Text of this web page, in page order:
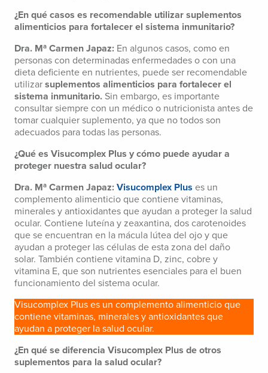
¿En qué casos es recomendable utilizar suplementos
alimenticios para fortalecer el sistema inmunitario?
Dra. Mª Carmen Japaz: En algunos casos, como en
personas con determinadas enfermedades o con una
dieta deficiente en nutrientes, puede ser recomendable
utilizar suplementos alimenticios para fortalecer el
sistema inmunitario. Sin embargo, es importante
consultar siempre con un médico o nutricionista antes de
tomar cualquier suplemento, ya que no todos son
adecuados para todas las personas.
¿Qué es Visucomplex Plus y cómo puede ayudar a
proteger nuestra salud ocular?
Dra. Mª Carmen Japaz: Visucomplex Plus es un
complemento alimenticio que contiene vitaminas,
minerales y antioxidantes que ayudan a proteger la salud
ocular. Contiene luteína y zeaxantina, dos carotenoides
que se encuentran en la mácula lútea del ojo y que
ayudan a proteger las células de esta zona del daño
solar. También contiene vitamina D, zinc, cobre y
vitamina E, que son nutrientes esenciales para el buen
funcionamiento del sistema ocular.
Visucomplex Plus es un complemento alimenticio que
contiene vitaminas, minerales y antioxidantes que
ayudan a proteger la salud ocular.
¿En qué se diferencia Visucomplex Plus de otros
suplementos para la salud ocular?